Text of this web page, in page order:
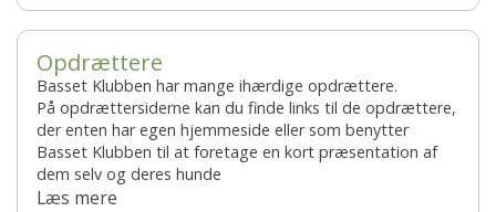
Opdrættere
Basset Klubben har mange ihærdige opdrættere.
På opdrættersiderne kan du finde links til de opdrættere,
der enten har egen hjemmeside eller som benytter
Basset Klubben til at foretage en kort præsentation af
dem selv og deres hunde
Læs mere